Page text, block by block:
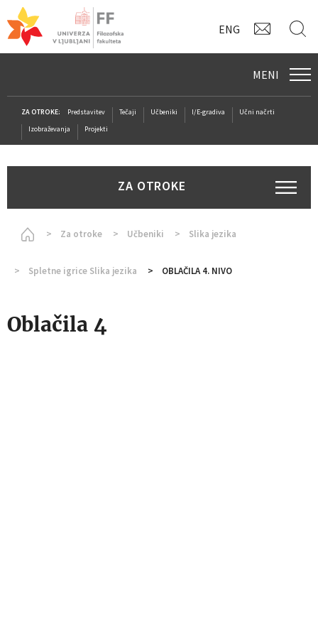
ENG
MENI
ZA OTROKE: Predstavitev Tečaji Učbeniki I/E-gradiva
Učni načrti
Izobraževanja
Projekti
ZA OTROKE
HomepageZa otroke Učbeniki Slika jezika
Spletne igrice Slika jezika OBLAČILA 4. NIVO
Oblačila 4